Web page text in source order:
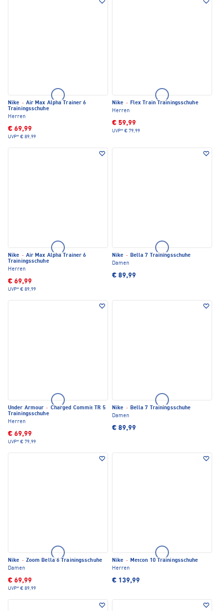
Nike · Air Max Alpha Trainer 6
Trainingsschuhe
Herren
€ 69,99
UVP* € 89,99
Nike · Flex Train Trainingsschuhe
Herren
€ 59,99
UVP* € 79,99
Nike · Air Max Alpha Trainer 6
Trainingsschuhe
Herren
€ 69,99
UVP* € 89,99
Nike · Bella 7 Trainingsschuhe
Damen
€ 89,99
Under Armour · Charged Commit TR 5
Trainingsschuhe
Herren
€ 69,99
UVP* € 79,99
Nike · Bella 7 Trainingsschuhe
Damen
€ 89,99
Nike · Zoom Bella 6 Trainingsschuhe
Damen
€ 69,99
UVP* € 89,99
Nike · Metcon 10 Trainingsschuhe
Herren
€ 139,99